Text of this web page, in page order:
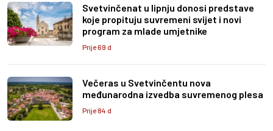
Svetvinčenat u lipnju donosi predstave
koje propituju suvremeni svijet i novi
program za mlade umjetnike
Prije 69 d
Večeras u Svetvinčentu nova
međunarodna izvedba suvremenog plesa
Prije 84 d